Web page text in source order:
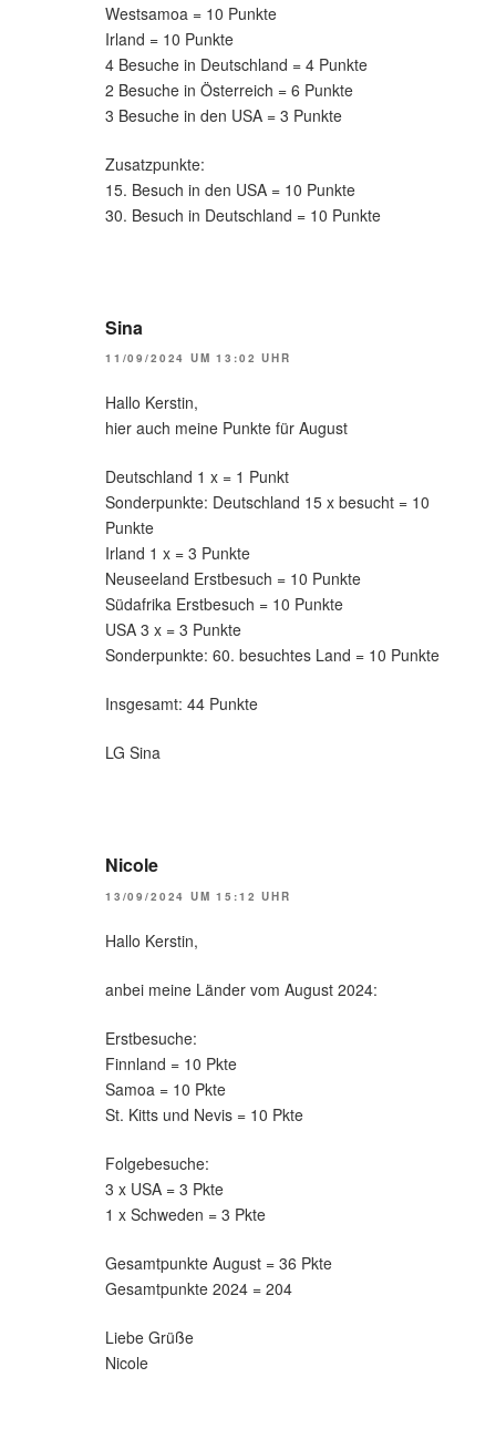
Westsamoa = 10 Punkte
Irland = 10 Punkte
4 Besuche in Deutschland = 4 Punkte
2 Besuche in Österreich = 6 Punkte
3 Besuche in den USA = 3 Punkte
Zusatzpunkte:
15. Besuch in den USA = 10 Punkte
30. Besuch in Deutschland = 10 Punkte
Sina
11/09/2024 UM 13:02 UHR
Hallo Kerstin,
hier auch meine Punkte für August
Deutschland 1 x = 1 Punkt
Sonderpunkte: Deutschland 15 x besucht = 10
Punkte
Irland 1 x = 3 Punkte
Neuseeland Erstbesuch = 10 Punkte
Südafrika Erstbesuch = 10 Punkte
USA 3 x = 3 Punkte
Sonderpunkte: 60. besuchtes Land = 10 Punkte
Insgesamt: 44 Punkte
LG Sina
Nicole
13/09/2024 UM 15:12 UHR
Hallo Kerstin,
anbei meine Länder vom August 2024:
Erstbesuche:
Finnland = 10 Pkte
Samoa = 10 Pkte
St. Kitts und Nevis = 10 Pkte
Folgebesuche:
3 x USA = 3 Pkte
1 x Schweden = 3 Pkte
Gesamtpunkte August = 36 Pkte
Gesamtpunkte 2024 = 204
Liebe Grüße
Nicole